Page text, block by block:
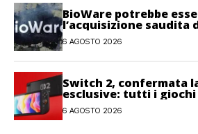
BioWare potrebbe
l’acquisizione saudita
6 AGOSTO 2026
Switch 2, confermata
esclusive: tutti i
2026 e il 2027
6 AGOSTO 2026